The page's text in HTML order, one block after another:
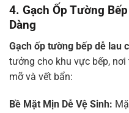
4. Gạch Ốp Tường
Dàng
Gạch ốp tường bếp dễ lau
tưởng cho khu vực bếp,
mỡ và vết bẩn:
Bề Mặt Mịn Dễ Vệ Sinh: